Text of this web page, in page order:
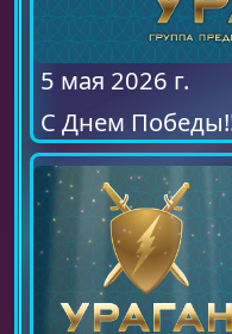
5 мая 2026 г.
С Днем